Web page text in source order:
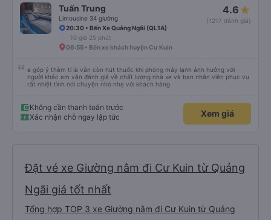
Tuấn Trung
Limousine 34 giường
4.6
(1217 đánh giá)
20:30 • Bến Xe Quảng Ngãi (QL1A)
10 giờ 25 phút
06:55 • Bến xe khách huyện Cư Kuin
e góp ý thêm tí là vẫn còn hút thuốc khi phòng máy lạnh ảnh hưởng với
người khác em vẫn đánh giá về chất lượng nhà xe và bạn nhân viên phục vụ
rất nhiệt tình nói chuyện nhỏ nhẹ với khách hàng
Không cần thanh toán trước
Xác nhận chỗ ngay lập tức
Xem giá
Đặt vé xe Giường nằm đi Cư Kuin từ Quảng
Ngãi giá tốt nhất
Tổng hợp TOP 3 xe Giường nằm đi Cư Kuin từ Quảng